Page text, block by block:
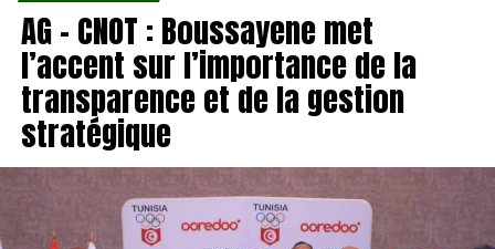
AG – CNOT : Boussayene met
l’accent sur l’importance de la
transparence et de la gestion
stratégique